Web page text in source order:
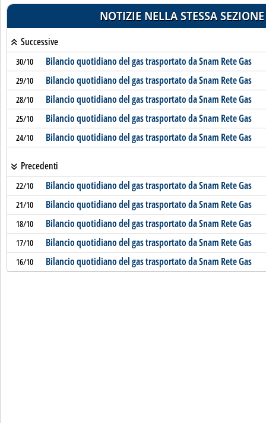
NOTIZIE NELLA STESSA SEZIONE
Successive
30/10 Bilancio quotidiano del gas trasportato da Snam Rete Gas
29/10 Bilancio quotidiano del gas trasportato da Snam Rete Gas
28/10 Bilancio quotidiano del gas trasportato da Snam Rete Gas
25/10 Bilancio quotidiano del gas trasportato da Snam Rete Gas
24/10 Bilancio quotidiano del gas trasportato da Snam Rete Gas
Precedenti
22/10 Bilancio quotidiano del gas trasportato da Snam Rete Gas
21/10 Bilancio quotidiano del gas trasportato da Snam Rete Gas
18/10 Bilancio quotidiano del gas trasportato da Snam Rete Gas
17/10 Bilancio quotidiano del gas trasportato da Snam Rete Gas
16/10 Bilancio quotidiano del gas trasportato da Snam Rete Gas